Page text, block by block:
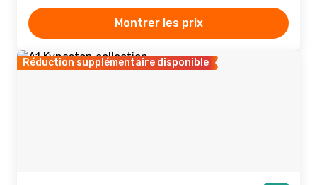
Montrer les prix
Réduction supplémentaire disponible